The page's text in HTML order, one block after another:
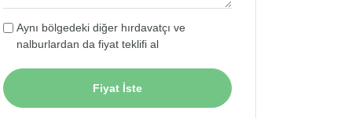
Aynı bölgedeki diğer hırdavatçı ve
nalburlardan da fiyat teklifi al
Fiyat İste